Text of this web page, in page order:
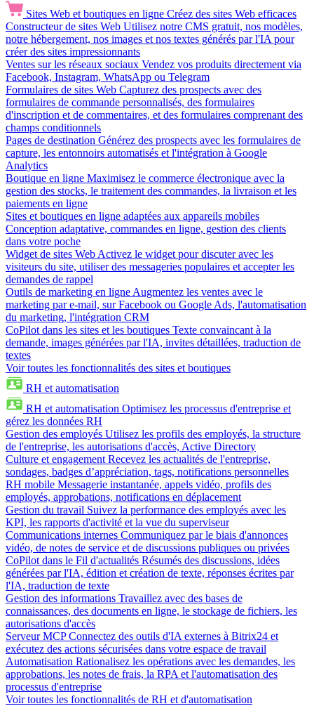
Sites Web et boutiques en ligne Créez des sites Web efficaces
Constructeur de sites Web Utilisez notre CMS gratuit, nos modèles,
notre hébergement, nos images et nos textes générés par l'IA pour
créer des sites impressionnants
Ventes sur les réseaux sociaux Vendez vos produits directement via
Facebook, Instagram, WhatsApp ou Telegram
Formulaires de sites Web Capturez des prospects avec des
formulaires de commande personnalisés, des formulaires
d'inscription et de commentaires, et des formulaires comprenant des
champs conditionnels
Pages de destination Générez des prospects avec les formulaires de
capture, les entonnoirs automatisés et l'intégration à Google
Analytics
Boutique en ligne Maximisez le commerce électronique avec la
gestion des stocks, le traitement des commandes, la livraison et les
paiements en ligne
Sites et boutiques en ligne adaptées aux appareils mobiles
Conception adaptative, commandes en ligne, gestion des clients
dans votre poche
Widget de sites Web Activez le widget pour discuter avec les
visiteurs du site, utiliser des messageries populaires et accepter les
demandes de rappel
Outils de marketing en ligne Augmentez les ventes avec le
marketing par e-mail, sur Facebook ou Google Ads, l'automatisation
du marketing, l'intégration CRM
CoPilot dans les sites et les boutiques Texte convaincant à la
demande, images générées par l'IA, invites détaillées, traduction de
textes
Voir toutes les fonctionnalités des sites et boutiques
RH et automatisation
RH et automatisation Optimisez les processus d'entreprise et
gérez les données RH
Gestion des employés Utilisez les profils des employés, la structure
de l'entreprise, les autorisations d'accès, Active Directory
Culture et engagement Recevez les actualités de l'entreprise,
sondages, badges d’appréciation, tags, notifications personnelles
RH mobile Messagerie instantanée, appels vidéo, profils des
employés, approbations, notifications en déplacement
Gestion du travail Suivez la performance des employés avec les
KPI, les rapports d'activité et la vue du superviseur
Communications internes Communiquez par le biais d'annonces
vidéo, de notes de service et de discussions publiques ou privées
CoPilot dans le Fil d'actualités Résumés des discussions, idées
générées par l'IA, édition et création de texte, réponses écrites par
l'IA, traduction de texte
Gestion des informations Travaillez avec des bases de
connaissances, des documents en ligne, le stockage de fichiers, les
autorisations d'accès
Serveur MCP Connectez des outils d'IA externes à Bitrix24 et
exécutez des actions sécurisées dans votre espace de travail
Automatisation Rationalisez les opérations avec les demandes, les
approbations, les notes de frais, la RPA et l'automatisation des
processus d'entreprise
Voir toutes les fonctionnalités de RH et d'automatisation